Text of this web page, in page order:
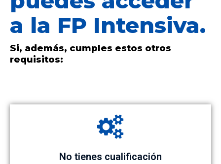
a la FP Intensiva.
Si, además, cumples estos otros
requisitos:
No tienes cualificación